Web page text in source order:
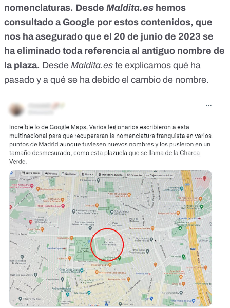
nomenclaturas. Desde Maldita.es hemos
consultado a Google por estos contenidos, que
nos ha asegurado que el 20 de junio de 2023 se
ha eliminado toda referencia al antiguo nombre de
la plaza. Desde Maldita.es te explicamos qué ha
pasado y a qué se ha debido el cambio de nombre.